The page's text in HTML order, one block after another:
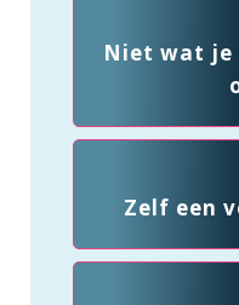
Niet wat je
Zelf een